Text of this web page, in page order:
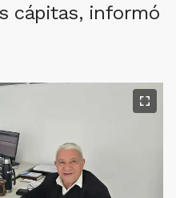
cápitas, informó